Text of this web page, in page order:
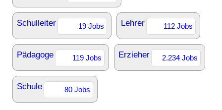
Schulleiter 19 Jobs Lehrer 112 Jobs
Pädagoge 119 Jobs Erzieher 2.234 Jobs
Schule 80 Jobs